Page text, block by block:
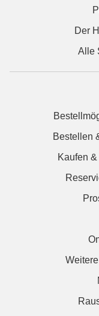
Der
Alle
Bestellen
Kaufen